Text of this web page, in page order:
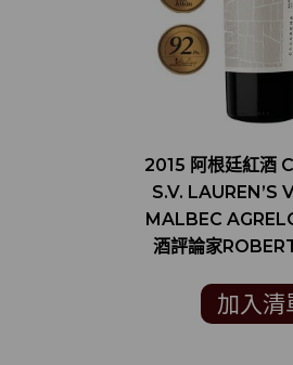
2015 阿根廷紅酒
S.V. LAUREN’S
MALBEC
酒評論家
加入清